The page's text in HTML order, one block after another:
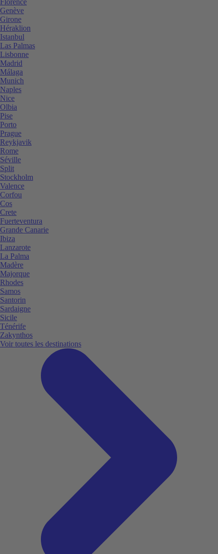
Genève
Girone
Héraklion
Istanbul
Las Palmas
Lisbonne
Madrid
Málaga
Munich
Naples
Nice
Olbia
Pise
Porto
Prague
Reykjavik
Rome
Séville
Split
Stockholm
Valence
Corfou
Cos
Crete
Fuerteventura
Grande Canarie
Ibiza
Lanzarote
La Palma
Madère
Majorque
Rhodes
Samos
Santorin
Sardaigne
Sicile
Ténérife
Zakynthos
Voir toutes les destinations